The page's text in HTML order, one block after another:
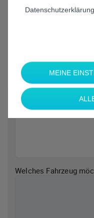
Welche Marke
Welches Fahrzeug
Datenschutzerklärung
MEINE